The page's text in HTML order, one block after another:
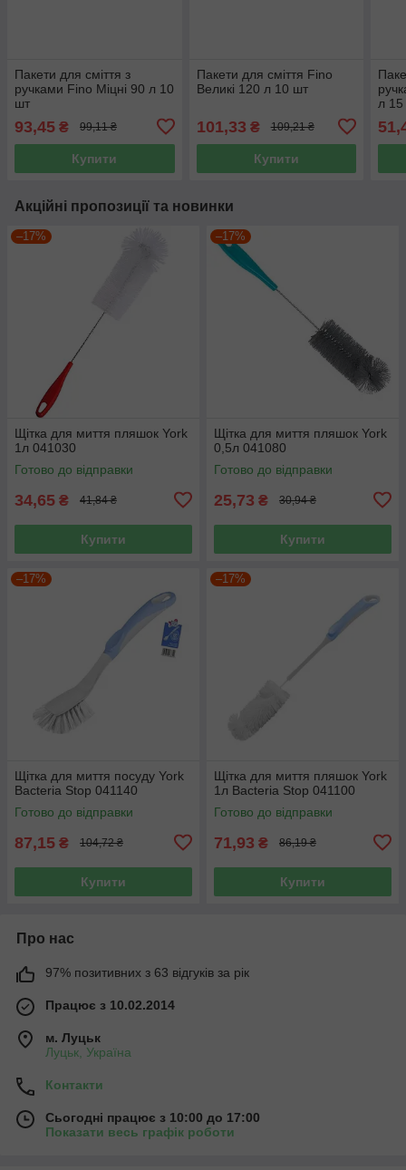
Пакети для сміття з
ручками Fino Міцні 90 л 10
шт
93,45 ₴ 99,11 ₴
Купити
Пакети для сміття Fino
Великі 120 л 10 шт
101,33 ₴ 109,21 ₴
Купити
л
Акційні пропозиції та новинки
–17%
Щітка для миття пляшок York
1л 041030
Готово до відправки
34,65 ₴ 41,84 ₴
Купити
–17%
Щітка для миття пляшок York
0,5л 041080
Готово до відправки
25,73 ₴ 30,94 ₴
Купити
–17%
Щітка для миття посуду York
Bacteria Stop 041140
Готово до відправки
87,15 ₴ 104,72 ₴
Купити
–17%
Щітка для миття пляшок York
1л Bacteria Stop 041100
Готово до відправки
71,93 ₴ 86,19 ₴
Купити
Про нас
97% позитивних з 63 відгуків за рік
Працює з 10.02.2014
м. Луцьк
Луцьк, Україна
Контакти
Сьогодні працює з 10:00 до 17:00
Показати весь графік роботи